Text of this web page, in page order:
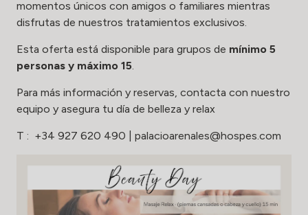
momentos únicos con amigos o familiares mientras
disfrutas de nuestros tratamientos exclusivos.
Esta oferta está disponible para grupos de mínimo 5
personas y máximo 15.
Para más información y reservas, contacta con nuestro
equipo y asegura tu día de belleza y relax
T : +34 927 620 490 palacioarenales@hospes.com